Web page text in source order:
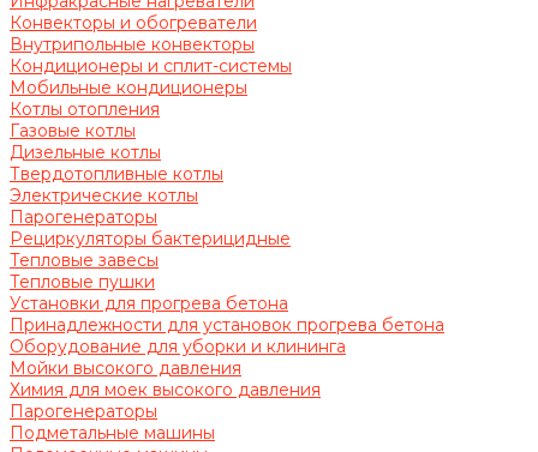
Конвекторы и обогреватели
Внутрипольные конвекторы
Кондиционеры и сплит-системы
Мобильные кондиционеры
Котлы отопления
Газовые котлы
Дизельные котлы
Твердотопливные котлы
Электрические котлы
Парогенераторы
Рециркуляторы бактерицидные
Тепловые завесы
Тепловые пушки
Установки для прогрева бетона
Принадлежности для установок прогрева бетона
Оборудование для уборки и клининга
Мойки высокого давления
Химия для моек высокого давления
Парогенераторы
Подметальные машины